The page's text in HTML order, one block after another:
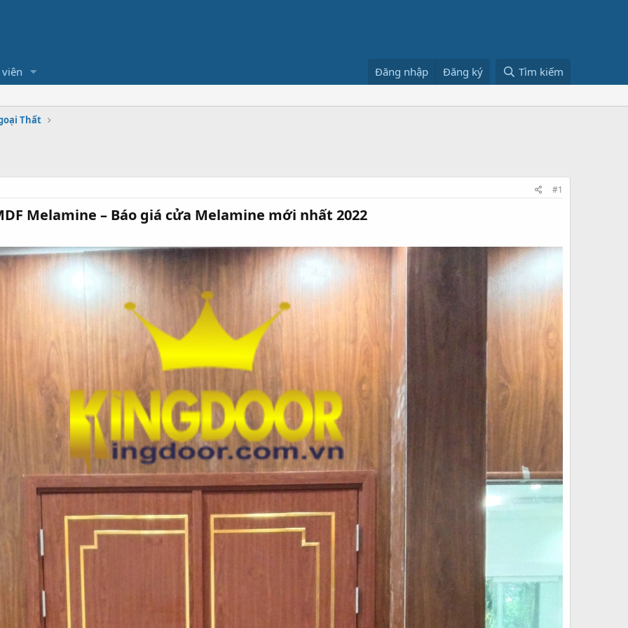
Đăng nhập Đăng ký Tìm kiếm
Thất
#1
Melamine – Báo giá cửa Melamine mới nhất 2022​